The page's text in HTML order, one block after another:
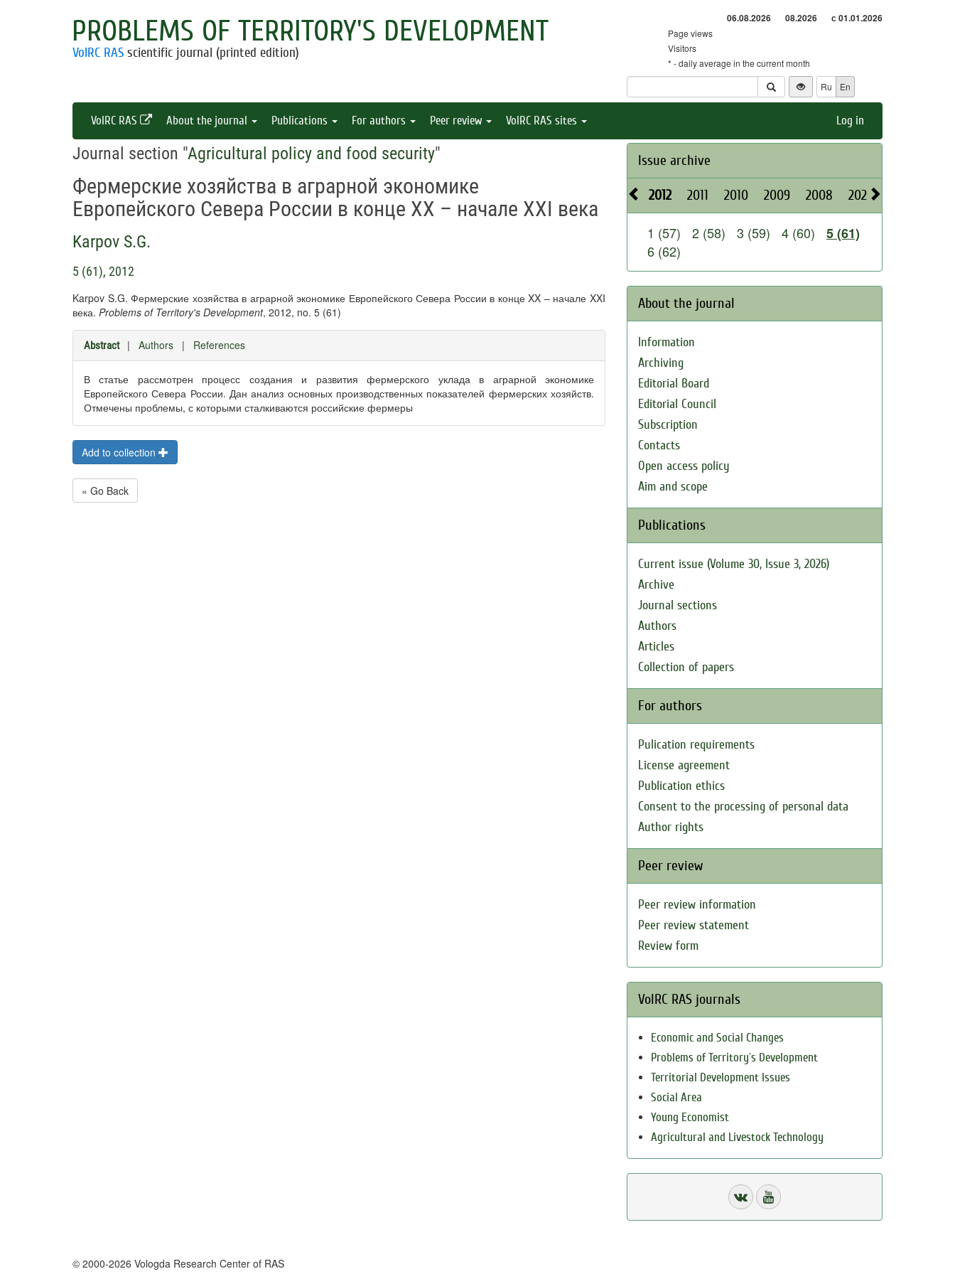
PROBLEMS OF TERRITORY'S DEVELOPMENT
VolRC RAS scientific journal (printed edition)
06.08.2026 08.2026 с 01.01.2026
Page views
Visitors
* - daily average in the current month
Ru
En
VolRC RAS About the journal Publications For authors Peer review VolRC RAS sites Log in
Journal section "Agricultural policy and food security"
Фермерские хозяйства в аграрной экономике
Европейского Севера России в конце XX – начале XXI века
Karpov S.G.
5 (61), 2012
Karpov S.G. Фермерские хозяйства в аграрной экономике Европейского Севера России в конце XX – начале XXI
века. Problems of Territory's Development, 2012, no. 5 (61)
Abstract | Authors | References
В статье рассмотрен процесс создания и развития фермерского уклада в аграрной экономике
Европейского Севера России. Дан анализ основных производственных показателей фермерских хозяйств.
Отмечены проблемы, с которыми сталкиваются российские фермеры
Add to collection
« Go Back
Issue archive
2012 2011 2010 2009 2008 2026
1 (57) 2 (58) 3 (59) 4 (60)
5 (61)
6 (62)
About the journal
Information
Archiving
Editorial Board
Editorial Council
Subscription
Contacts
Open access policy
Aim and scope
Publications
Current issue (Volume 30, Issue 3, 2026)
Archive
Journal sections
Authors
Articles
Collection of papers
For authors
Pulication requirements
License agreement
Publication ethics
Consent to the processing of personal data
Author rights
Peer review
Peer review information
Peer review statement
Review form
VolRC RAS journals
Economic and Social Changes
Problems of Territory`s Development
Territorial Development Issues
Social Area
Young Economist
Agricultural and Livestock Technology
© 2000-2026 Vologda Research Center of RAS